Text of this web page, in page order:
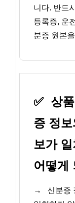
니다. 반드
등록증, 운
분증 원본
✅ 상
증 정
보가
어떻게
→
신분증